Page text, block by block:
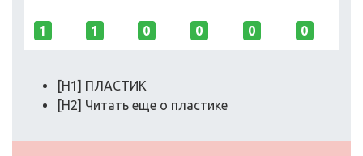
1 1 0 0 0 0
[H1] ПЛАСТИК
[H2] Читать еще о пластике